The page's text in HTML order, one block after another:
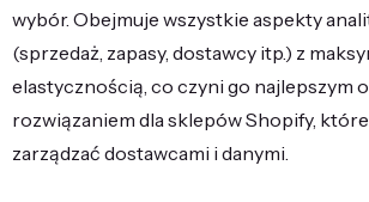
wybór. Obejmuje wszystkie aspekty
(sprzedaż, zapasy, dostawcy itp.) z
elastycznością, co czyni go najlepszym
rozwiązaniem dla sklepów Shopify,
zarządzać dostawcami i danymi.